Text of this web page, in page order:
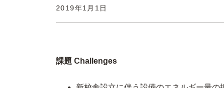
2019年1月1日
課題 Challenges